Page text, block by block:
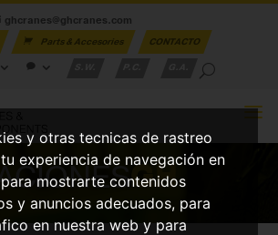
y otras tecnicas de rastreo
experiencia de navegación en
mostrarte contenidos
y anuncios adecuados, para
en nuestra web y para
ghcranes@ghcranes.com
Parts & Accesories
CONTACTO
GH